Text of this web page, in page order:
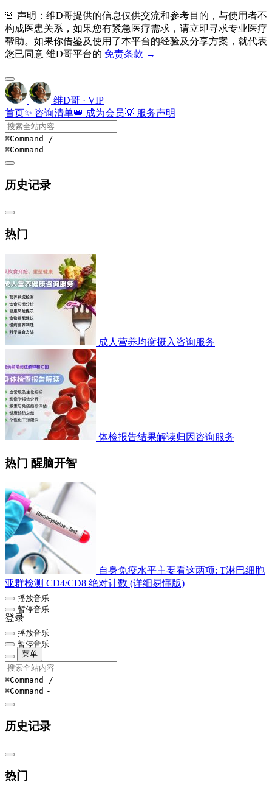
🚨 声明：维D哥提供的信息仅供交流和参考目的，与使用者不
构成医患关系，如果您有紧急医疗需求，请立即寻求专业医疗
帮助。如果你借鉴及使用了本平台的经验及分享方案，就代表
您已同意 维D哥平台的 免责条款 →
维D哥 · VIP
首页✨ 咨询清单👑 成为会员💡 服务声明
⌘Command /
⌘Command -
历史记录
热门
成人营养均衡摄入咨询服务
体检报告结果解读归因咨询服务
热门 醒脑开智
自身免疫水平主要看这两项: T淋巴细胞
亚群检测 CD4/CD8 绝对计数 (详细易懂版)
播放音乐
暂停音乐
登录
播放音乐
暂停音乐
菜单
⌘Command /
⌘Command -
历史记录
热门